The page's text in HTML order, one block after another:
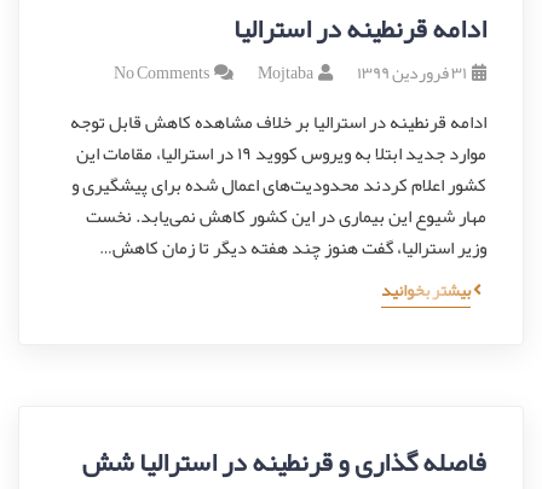
ادامه قرنطینه در استرالیا
۳۱ فروردین ۱۳۹۹ Mojtaba
No Comments
ادامه قرنطینه در استرالیا بر خلاف مشاهده کاهش قابل توجه
موارد جدید ابتلا به ویروس کووید ۱۹ در استرالیا، مقامات این
کشور‌ اعلام کردند محدودیت‌های اعمال شده برای پیشگیری و
مهار شیوع این بیماری در این کشور‌ کاهش نمی‌یابد. نخست
وزیر استرالیا، گفت هنوز چند هفته دیگر تا زمان کاهش…
بیشتر بخوانید
فاصله گذاری و قرنطینه در استرالیا شش